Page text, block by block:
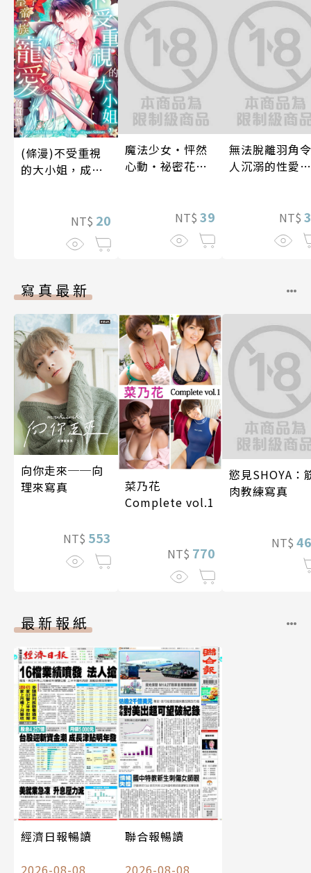
(條漫)不受重視
的大小姐，成了
NT$ 20
魔法少女・怦然
心動・祕密花招
NT$ 39
無法脫離羽角令
人沉溺的性愛～
漓的夜晚(第7
NT$
寫真最新
向你走來──向
理來寫真
NT$ 553
菜乃花
Complete vol.1
NT$ 770
慾見SHOYA：
肉教練寫真
NT$
最新報紙
經濟日報暢讀
聯合報暢讀